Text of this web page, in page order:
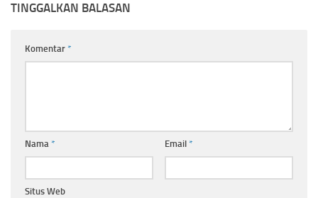
TINGGALKAN BALASAN
Komentar *
Nama * Email *
Situs Web